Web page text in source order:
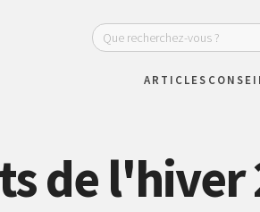
ARTICLES
de l'hiver